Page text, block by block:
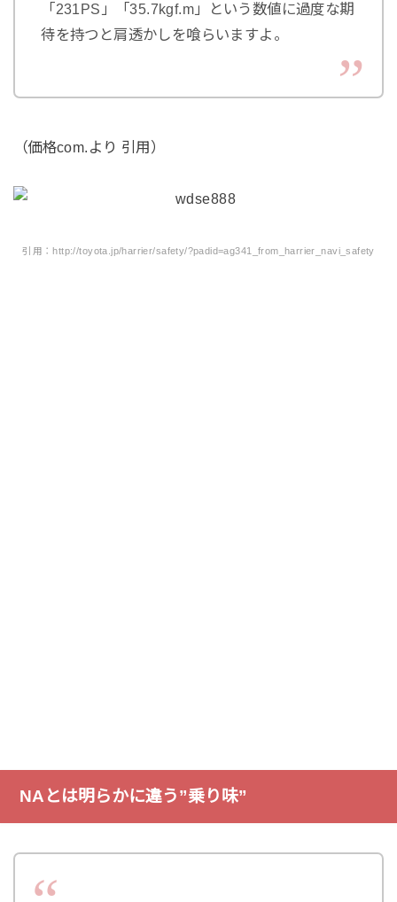
「231PS」「35.7kgf.m」という数値に過度な期
待を持つと肩透かしを喰らいますよ。
（価格com.より 引用）
引用：http://toyota.jp/harrier/safety/?padid=ag341_from_harrier_navi_safety
NAとは明らかに違う”乗り味”